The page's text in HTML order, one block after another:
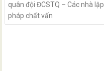
quân đội ĐCSTQ – Các nhà lập
pháp chất vấn